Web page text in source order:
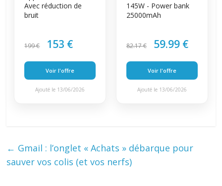
Avec réduction de
bruit
199 € 153 €
Voir l'offre
Ajouté le 13/06/2026
145W - Power bank
25000mAh
82.17 € 59.99 €
Voir l'offre
Ajouté le 13/06/2026
← Gmail : l’onglet « Achats » débarque pour
sauver vos colis (et vos nerfs)